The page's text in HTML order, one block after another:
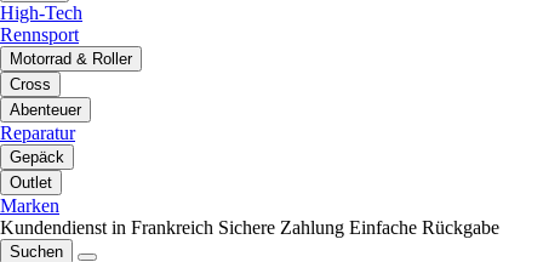
High-Tech
Rennsport
Motorrad & Roller
Cross
Abenteuer
Reparatur
Gepäck
Outlet
Marken
Kundendienst in Frankreich Sichere Zahlung Einfache Rückgabe
Suchen